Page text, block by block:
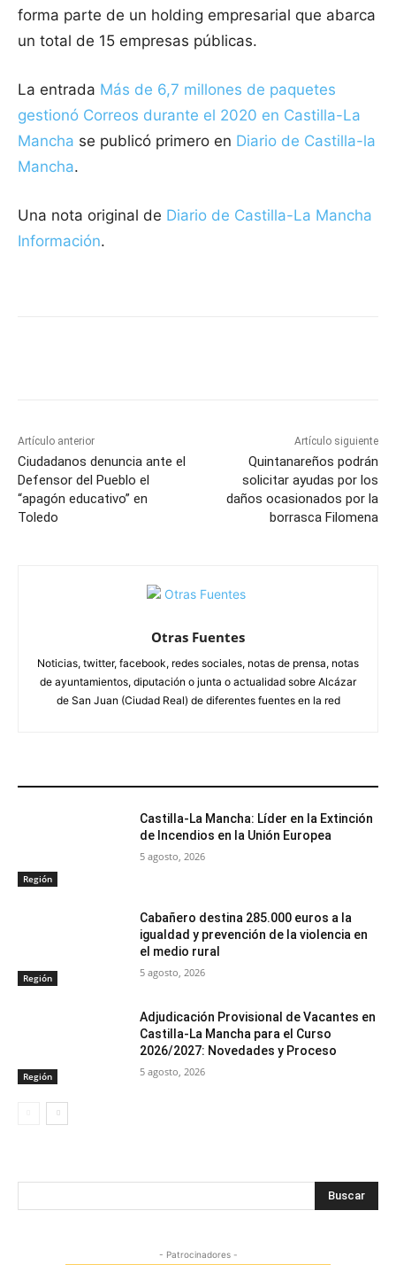
forma parte de un holding empresarial que abarca
un total de 15 empresas públicas.
La entrada Más de 6,7 millones de paquetes
gestionó Correos durante el 2020 en Castilla-La
Mancha se publicó primero en Diario de Castilla-la
Mancha.
Una nota original de Diario de Castilla-La Mancha
Información.
Artículo anterior
Ciudadanos denuncia ante el
Defensor del Pueblo el
“apagón educativo” en
Toledo
Artículo siguiente
Quintanareños podrán
solicitar ayudas por los
daños ocasionados por la
borrasca Filomena
Otras Fuentes
Noticias, twitter, facebook, redes sociales, notas de prensa, notas
de ayuntamientos, diputación o junta o actualidad sobre Alcázar
de San Juan (Ciudad Real) de diferentes fuentes en la red
Región
Castilla-La Mancha: Líder en la Extinción
de Incendios en la Unión Europea
5 agosto, 2026
Región
Cabañero destina 285.000 euros a la
igualdad y prevención de la violencia en
el medio rural
5 agosto, 2026
Región
Adjudicación Provisional de Vacantes en
Castilla-La Mancha para el Curso
2026/2027: Novedades y Proceso
5 agosto, 2026
Buscar
- Patrocinadores -